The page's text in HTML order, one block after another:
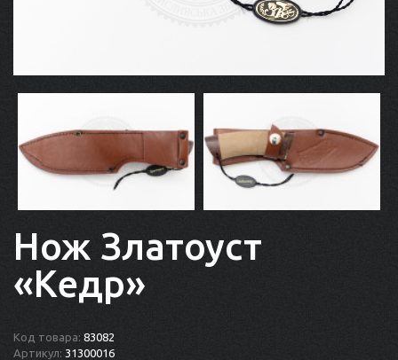
Нож Златоуст
«Кедр»
Код товара: 83082
Артикул: 31300016